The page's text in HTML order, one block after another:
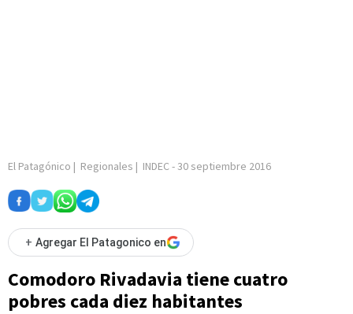
El Patagónico | Regionales | INDEC-30 septiembre 2016
+ Agregar El Patagonico en
Comodoro Rivadavia tiene cuatro
pobres cada diez habitantes